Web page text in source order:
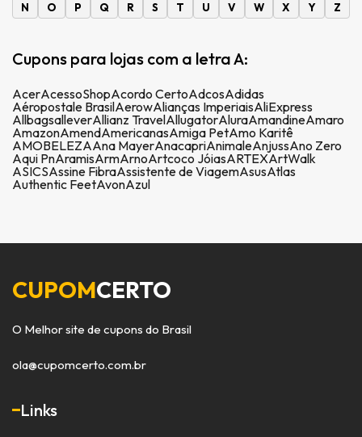
N
O P Q R S T U V W X Y Z
Cupons para lojas com a letra A:
AcerAcessoShopAcordo CertoAdcosAdidas
Aéropostale BrasilAerowAlianças ImperiaisAliExpress
AllbagsalleverAllianz TravelAllugatorAluraAmandineAmaro
AmazonAmendAmericanasAmiga PetAmo Karitê
AMOBELEZAAna MayerAnacapriAnimaleAnjussAno Zero
Aqui PnAramisArmArnoArtcoco JóiasARTEXArtWalk
ASICSAssine FibraAssistente de ViagemAsusAtlas
Authentic FeetAvonAzul
CUPOMCERTO
O Melhor site de cupons do Brasil
ola@cupomcerto.com.br
Links